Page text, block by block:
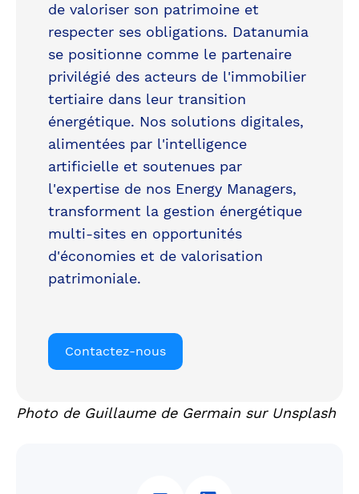
de valoriser son patrimoine et
respecter ses obligations. Datanumia
se positionne comme le partenaire
privilégié des acteurs de l'immobilier
tertiaire dans leur transition
énergétique. Nos solutions digitales,
alimentées par l'intelligence
artificielle et soutenues par
l'expertise de nos Energy Managers,
transforment la gestion énergétique
multi-sites en opportunités
d'économies et de valorisation
patrimoniale.
Contactez-nous
Photo de Guillaume de Germain sur Unsplash